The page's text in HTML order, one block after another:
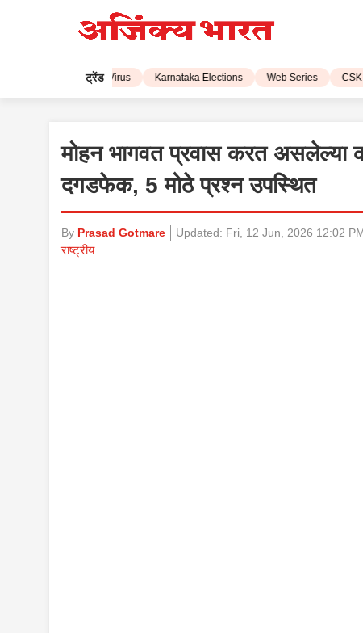
ट्रेंड
Corona Virus Karnataka Elections Web Series CSK vs
मोहन भागवत प्रवास करत असलेल्या
दगडफेक, 5 मोठे प्रश्न उपस्थित
By Prasad Gotmare Updated: Fri, 12 Jun, 2026 12:02
राष्ट्रीय